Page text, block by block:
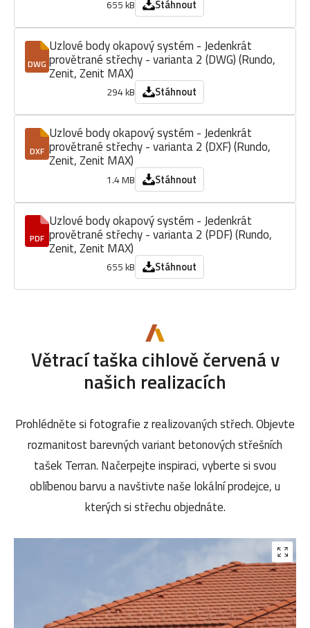
655 kB Stáhnout
DWG
Uzlové body okapový systém - Jedenkrát
provětrané střechy - varianta 2 (DWG) (Rundo,
Zenit, Zenit MAX)
294 kB Stáhnout
DXF
Uzlové body okapový systém - Jedenkrát
provětrané střechy - varianta 2 (DXF) (Rundo,
Zenit, Zenit MAX)
1.4 MB Stáhnout
PDF
Uzlové body okapový systém - Jedenkrát
provětrané střechy - varianta 2 (PDF) (Rundo,
Zenit, Zenit MAX)
655 kB Stáhnout
Větrací taška cihlově červená v
našich realizacích
Prohlédněte si fotografie z realizovaných střech. Objevte
rozmanitost barevných variant betonových střešních
tašek Terran. Načerpejte inspiraci, vyberte si svou
oblíbenou barvu a navštivte naše lokální prodejce, u
kterých si střechu objednáte.